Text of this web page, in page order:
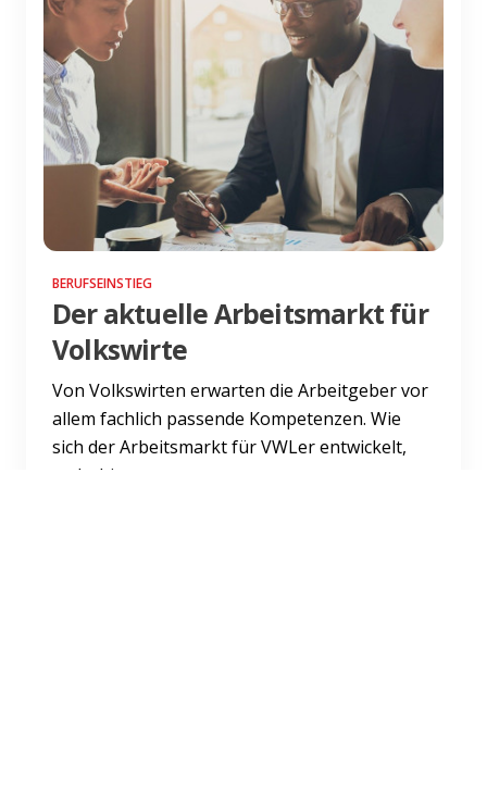
BERUFSEINSTIEG
Der aktuelle Arbeitsmarkt für
Volkswirte
Von Volkswirten erwarten die Arbeitgeber vor
allem fachlich passende Kompetenzen. Wie
sich der Arbeitsmarkt für VWLer entwickelt,
steht hier.